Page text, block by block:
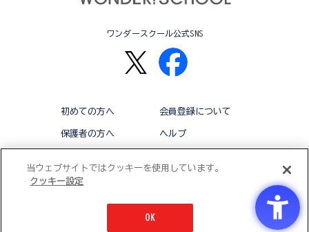
ワンダースクール公式SNS
初めての方へ 会員登録について
保護者の方へ ヘルプ
© BANDAI CO.,LTD 2015 ALL RIGHTS RESERVED
当ウェブサイトではクッキーを使用しています。
クッキー設定
OK